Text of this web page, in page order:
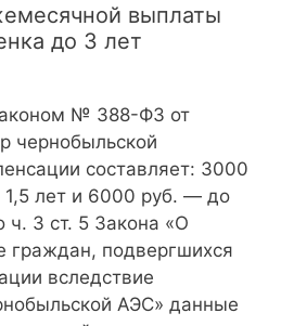
выплаты
до 3 лет
№ 388-ФЗ от
чернобыльской
составляет: 3000
1,5 лет и 6000 руб. — до
ч. 3 ст. 5 Закона «О
граждан, подвергшихся
вследствие
АЭС» данные